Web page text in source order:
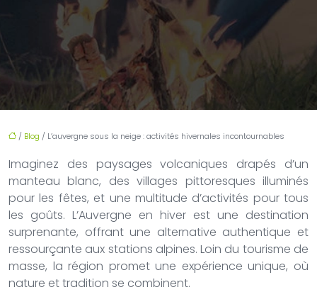
/ Blog / L’auvergne sous la neige : activités hivernales incontournables
Imaginez des paysages volcaniques drapés d’un
manteau blanc, des villages pittoresques illuminés
pour les fêtes, et une multitude d’activités pour tous
les goûts. L’Auvergne en hiver est une destination
surprenante, offrant une alternative authentique et
ressourçante aux stations alpines. Loin du tourisme de
masse, la région promet une expérience unique, où
nature et tradition se combinent.